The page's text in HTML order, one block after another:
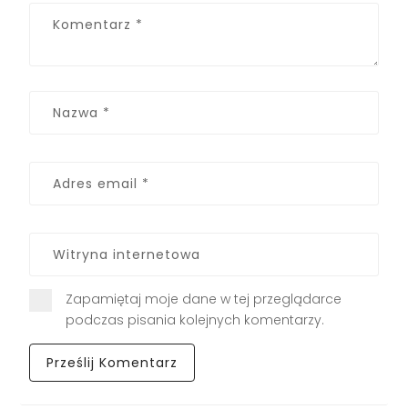
Zapamiętaj moje dane w tej przeglądarce
podczas pisania kolejnych komentarzy.